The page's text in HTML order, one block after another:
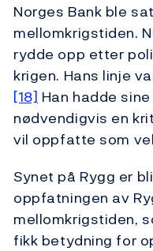
Norges Bank ble
mellomkrigstiden.
rydde opp etter
krigen. Hans linje
[18] Han hadde
nødvendigvis en
vil oppfatte som
Synet på Rygg er
oppfatningen av
mellomkrigstiden,
fikk betydning for